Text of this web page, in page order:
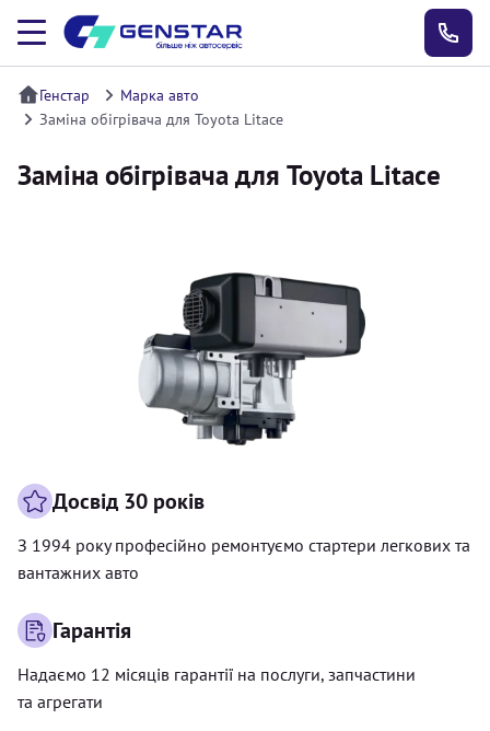
Генстар
Марка авто
Заміна обігрівача для Toyota Litace
Заміна обігрівача для Toyota Litace
Досвід 30 років
З 1994 року професійно ремонтуємо стартери легкових та
вантажних авто
Гарантія
Надаємо 12 місяців гарантії на послуги, запчастини
та агрегати